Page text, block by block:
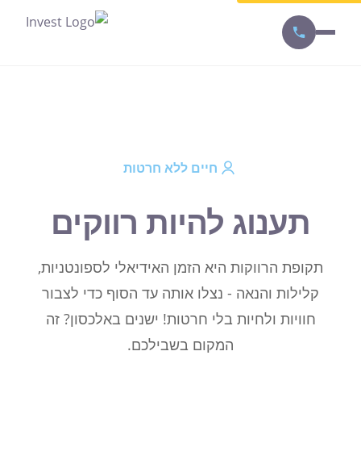
חיים ללא חרטות
תענוג להיות רווקים
תקופת הרווקות היא הזמן האידיאלי לספונטניות,
קלילות והנאה - נצלו אותה עד הסוף כדי לצבור
חוויות ולחיות בלי חרטות! ישנים באלכסון? זה
המקום בשבילכם.